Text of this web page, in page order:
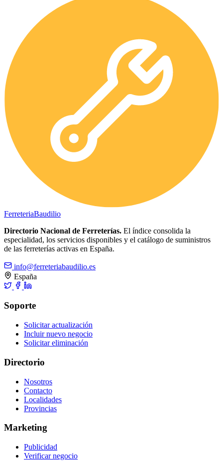
FerreteriaBaudilio
Directorio Nacional de Ferreterías. El índice consolida la
especialidad, los servicios disponibles y el catálogo de suministros
de las ferreterías activas en España.
info@ferreteriabaudilio.es
España
Soporte
Solicitar actualización
Incluir nuevo negocio
Solicitar eliminación
Directorio
Nosotros
Contacto
Localidades
Provincias
Marketing
Publicidad
Verificar negocio